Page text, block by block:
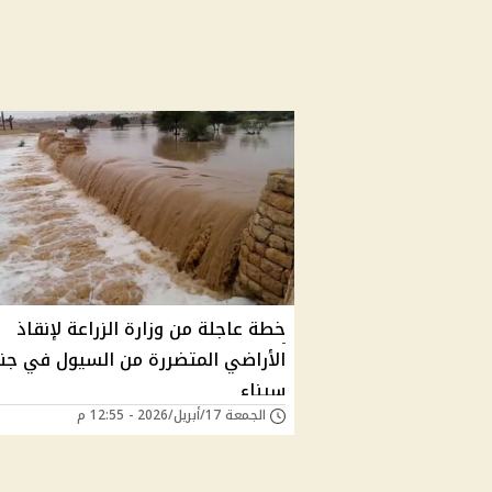
خطة عاجلة من وزارة الزراعة لإنقاذ
الأراضي المتضررة من السيول في
سيناء
الجمعة 17/أبريل/2026 - 12:55 م